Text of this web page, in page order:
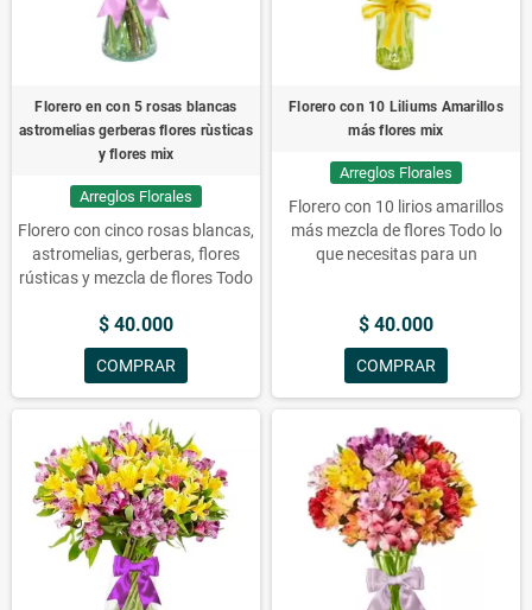
Florero en con 5 rosas blancas
astromelias gerberas flores rùsticas
y flores mix
Arreglos Florales
Florero con cinco rosas blancas,
astromelias, gerberas, flores
rústicas y mezcla de flores Todo
(español)
$ 40.000
COMPRAR
Florero con 10 Liliums Amarillos
más flores mix
Arreglos Florales
Florero con 10 lirios amarillos
más mezcla de flores Todo lo
que necesitas para un
mezcla de flores, amarillos,
arreglos, arreglos florales,
florero con 10 lirios amarillos.
$ 40.000
COMPRAR